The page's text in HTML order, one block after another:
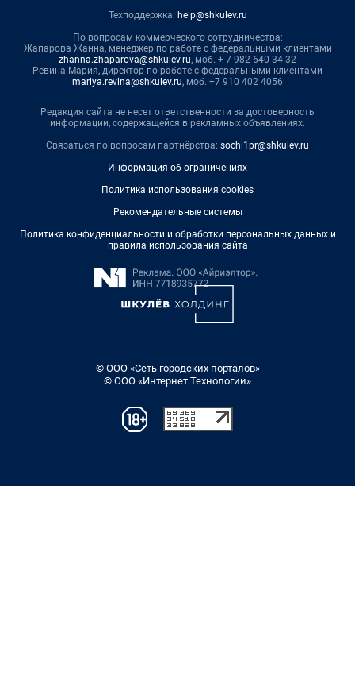
Техподдержка: help@shkulev.ru
По вопросам коммерческого сотрудничества:
Жапарова Жанна, менеджер по работе с федеральными клиентами
zhanna.zhaparova@shkulev.ru, моб. + 7 982 640 34 32
Ревина Мария, директор по работе с федеральными клиентами
mariya.revina@shkulev.ru, моб. +7 910 402 4056
Редакция сайта не несет ответственности за достоверность
информации, содержащейся в рекламных объявлениях.
Связаться по вопросам партнёрства: sochi1pr@shkulev.ru
Информация об ограничениях
Политика использования cookies
Рекомендательные системы
Политика конфиденциальности и обработки персональных данных и
правила использования сайта
© ООО «Сеть городских порталов»
© ООО «Интернет Технологии»